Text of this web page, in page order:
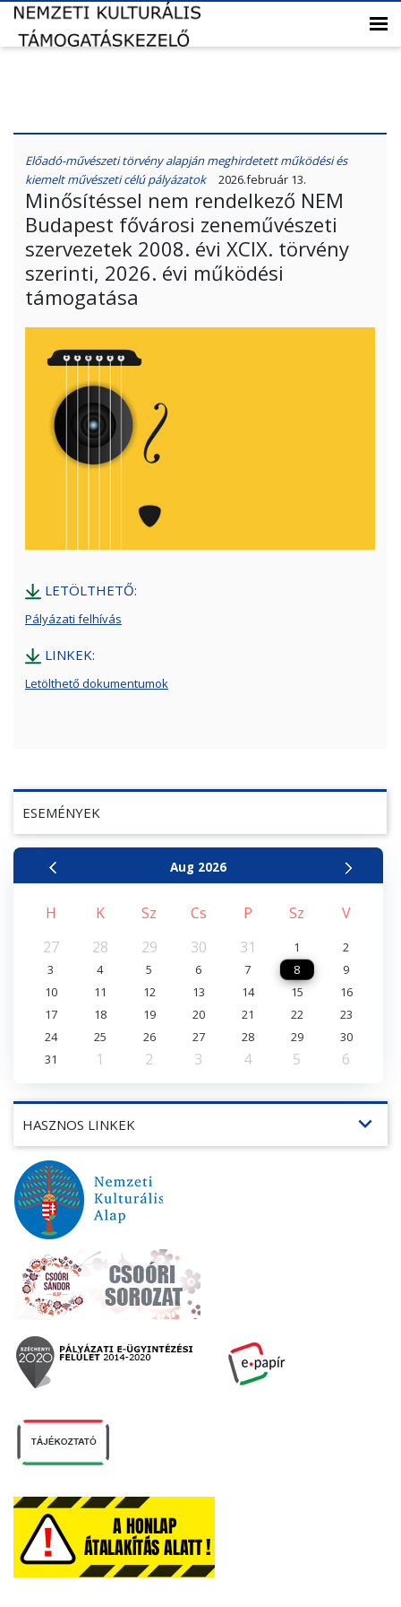
ESEMÉNYEK
Aug 2026
H K Sz Cs P Sz
V
27
28 29 30 31 1
2
3
4 5 6 7 8
9
10
11 12 13 14 15
16
17
18 19 20 21 22
23
24
25 26 27 28 29
30
31
1 2 3 4 5 6
HASZNOS LINKEK expand_more
Előadó-művészeti törvény alapján meghirdetett működési és
kiemelt művészeti célú pályázatok
2026.február 13.
Minősítéssel nem rendelkező NEM
Budapest fővárosi zeneművészeti
szervezetek 2008. évi XCIX. törvény
szerinti, 2026. évi működési
támogatása
LETÖLTHETŐ:
Pályázati felhívás
LINKEK:
Letölthető dokumentumok